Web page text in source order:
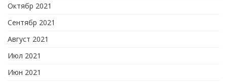
Октябр 2021
Сентябр 2021
Август 2021
Июл 2021
Июн 2021